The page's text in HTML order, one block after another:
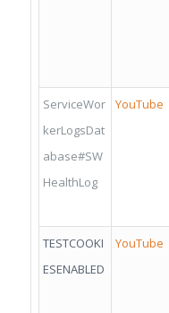
ServiceWor
kerLogsDat
abase#SW
HealthLog
YouTube
TESTCOOKI
ESENABLED
YouTube